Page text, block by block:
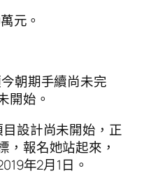
元。
朝期手續尚未完
開始。
設計尚未開始，正
，報名她站起來，
年2月1日。